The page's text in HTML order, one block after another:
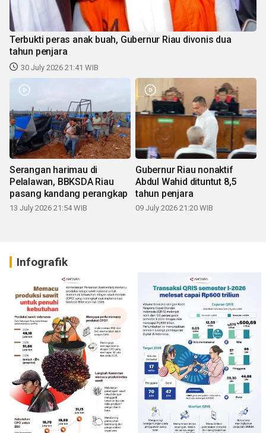
Terbukti peras anak buah, Gubernur Riau divonis dua
tahun penjara
30 July 2026 21:41 WIB
Serangan harimau di
Pelalawan, BBKSDA Riau
pasang kandang perangkap
13 July 2026 21:54 WIB
Gubernur Riau nonaktif
Abdul Wahid dituntut 8,5
tahun penjara
09 July 2026 21:20 WIB
Infografik